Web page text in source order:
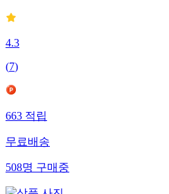
4.3
(7)
663 적립
무료배송
508명 구매중